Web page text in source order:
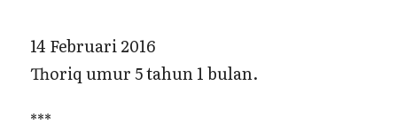
14 Februari 2016
Thoriq umur 5 tahun 1 bulan.
***